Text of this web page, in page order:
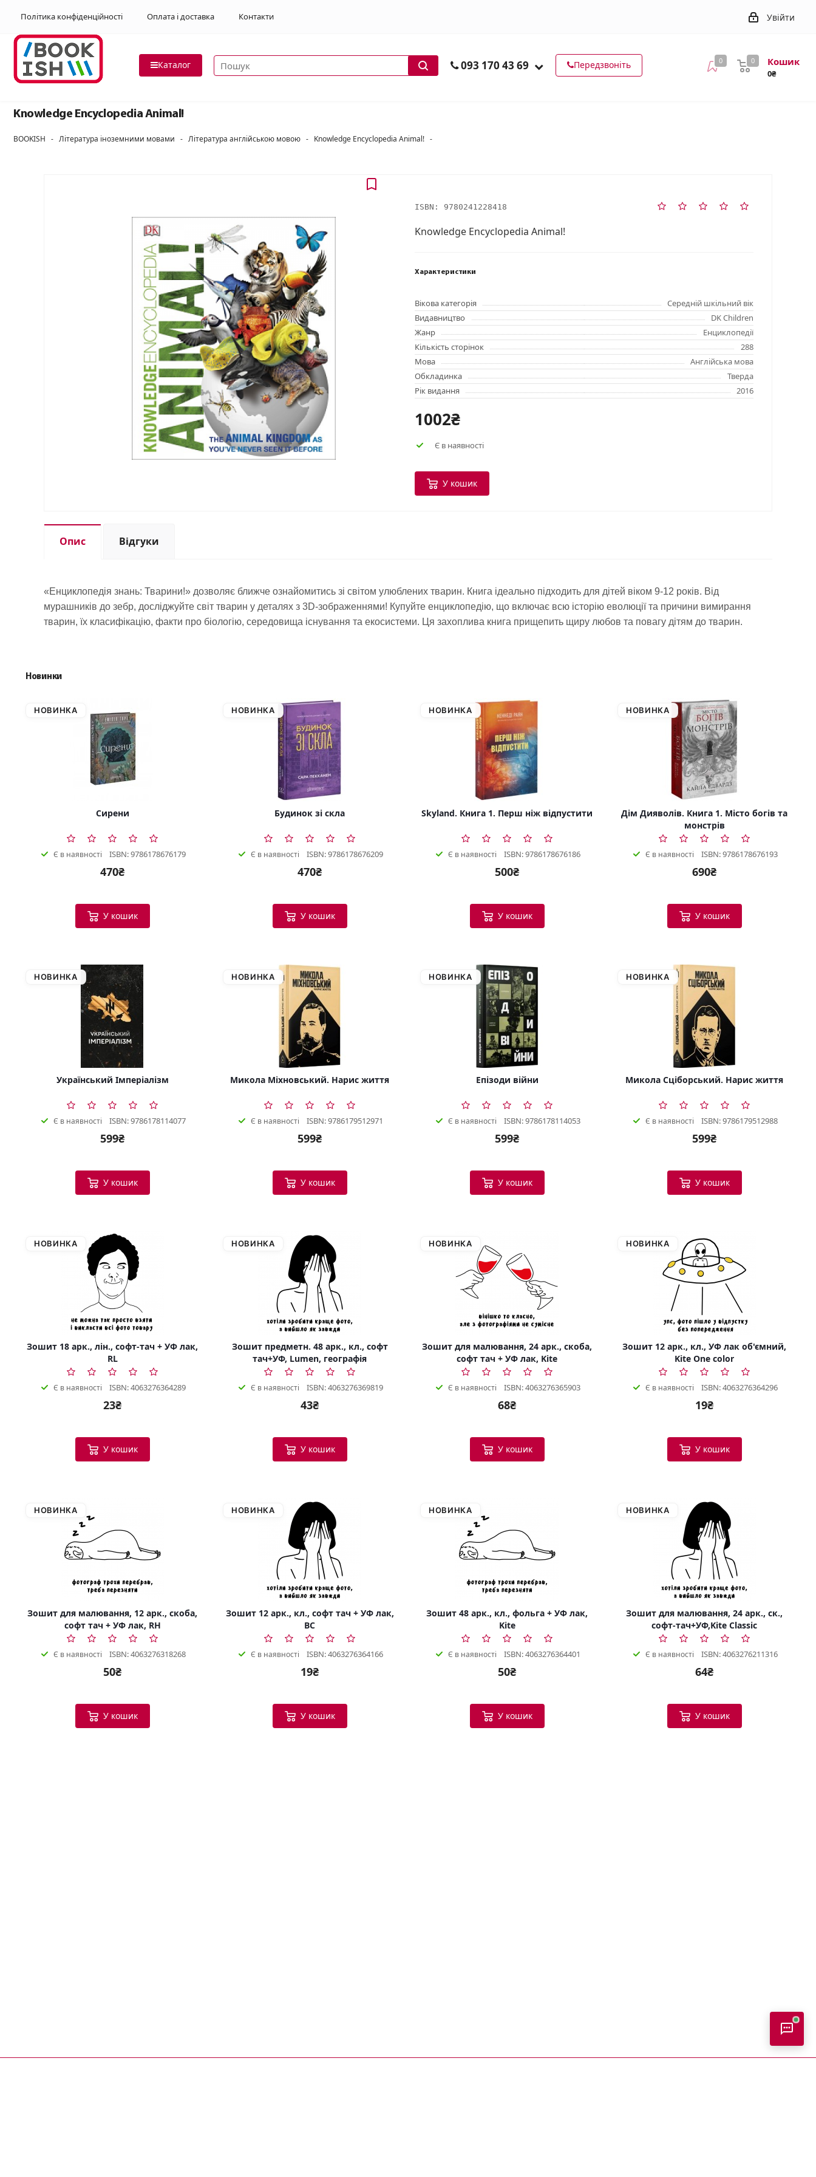
Політика конфіденційності Оплата і доставка Контакти Увійти
Каталог Пошук товарів 093 170 43 69 Передзвоніть 0 Кошик
0₴
0
Knowledge Encyclopedia Animal!
BOOKISH - Література іноземними мовами - Література англійською мовою - Knowledge Encyclopedia Animal! -
ISBN: 9780241228418
Knowledge Encyclopedia Animal!
Характеристики
Вікова категорія
Середній шкільний вік
Видавництво
DK Children
Жанр
Енциклопедії
Кількість сторінок
288
Мова
Англійська мова
Обкладинка
Тверда
Рік видання
2016
1002₴
Є в наявності
У кошик
Опис Відгуки
«Енциклопедія знань: Тварини!» дозволяє ближче ознайомитись зі світом улюблених тварин. Книга ідеально підходить для дітей віком 9-12 років. Від
мурашників до зебр, досліджуйте світ тварин у деталях з 3D-зображеннями! Купуйте енциклопедію, що включає всю історію еволюції та причини вимирання
тварин, їх класифікацію, факти про біологію, середовища існування та екосистеми. Ця захоплива книга прищепить щиру любов та повагу дітям до тварин.
Новинки
НОВИНКА
Сирени
Є в наявності ISBN: 9786178676179
470₴
У кошик
НОВИНКА
Будинок зі скла
Є в наявності ISBN: 9786178676209
470₴
У кошик
НОВИНКА
Skyland. Книга 1. Перш ніж відпустити
Є в наявності ISBN: 9786178676186
500₴
У кошик
НОВИНКА
Дім Дияволів. Книга 1. Місто богів та
монстрів
Є в наявності ISBN: 9786178676193
690₴
У кошик
НОВИНКА
Український Імперіалізм
Є в наявності ISBN: 9786178114077
599₴
У кошик
НОВИНКА
Микола Міхновський. Нарис життя
Є в наявності ISBN: 9786179512971
599₴
У кошик
НОВИНКА
Епізоди війни
Є в наявності ISBN: 9786178114053
599₴
У кошик
НОВИНКА
Микола Сціборський. Нарис життя
Є в наявності ISBN: 9786179512988
599₴
У кошик
НОВИНКА
Зошит 18 арк., лін., софт-тач + УФ лак,
RL
Є в наявності ISBN: 4063276364289
23₴
У кошик
НОВИНКА
Зошит предметн. 48 арк., кл., софт
тач+УФ, Lumen, географія
Є в наявності ISBN: 4063276369819
43₴
У кошик
НОВИНКА
Зошит для малювання, 24 арк., скоба,
софт тач + УФ лак, Kite
Є в наявності ISBN: 4063276365903
68₴
У кошик
НОВИНКА
Зошит 12 арк., кл., УФ лак об'ємний,
Kite One color
Є в наявності ISBN: 4063276364296
19₴
У кошик
НОВИНКА
Зошит для малювання, 12 арк., скоба,
софт тач + УФ лак, RH
Є в наявності ISBN: 4063276318268
50₴
У кошик
НОВИНКА
Зошит 12 арк., кл., софт тач + УФ лак,
BC
Є в наявності ISBN: 4063276364166
19₴
У кошик
НОВИНКА
Зошит 48 арк., кл., фольга + УФ лак,
Kite
Є в наявності ISBN: 4063276364401
50₴
У кошик
НОВИНКА
Зошит для малювання, 24 арк., ск.,
софт-тач+УФ,Kite Classic
Є в наявності ISBN: 4063276211316
64₴
У кошик